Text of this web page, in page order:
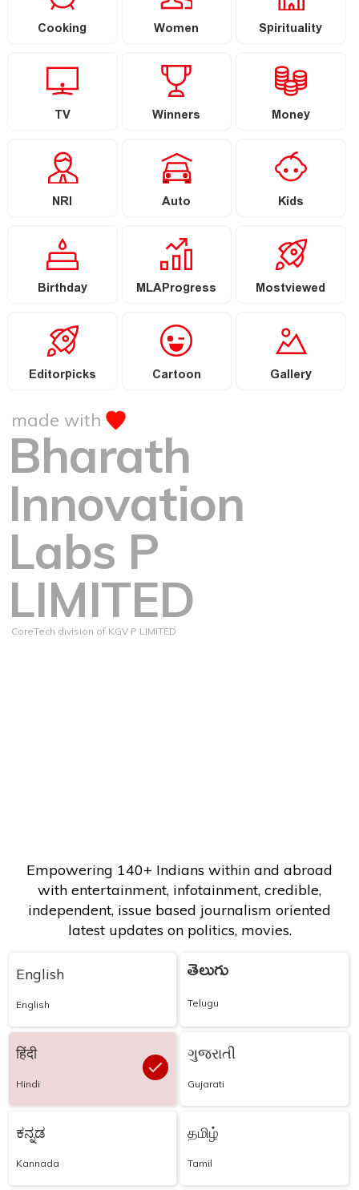
Cooking Women Spirituality
TV Winners Money
NRI Auto Kids
Birthday MLAProgress Mostviewed
Editorpicks Cartoon Gallery
made with
Bharath
Innovation
Labs P
LIMITED
CoreTech division of KGV P LIMITED
Empowering 140+ Indians within and abroad
with entertainment, infotainment, credible,
independent, issue based journalism oriented
latest updates on politics, movies.
English
English
తెలుగు
Telugu
हिंदी
Hindi
ગુજરાતી
Gujarati
ಕನ್ನಡ
Kannada
தமிழ்
Tamil